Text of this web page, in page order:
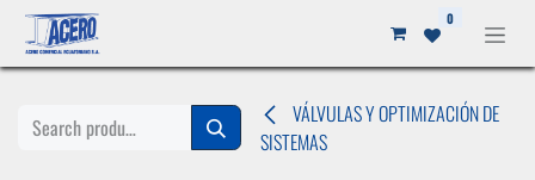
Ir al contenido 0
VÁLVULAS Y OPTIMIZACIÓN DE
SISTEMAS